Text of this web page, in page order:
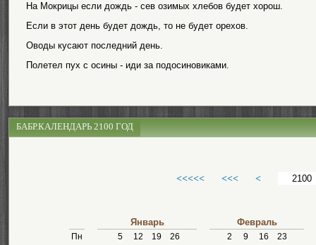
На Мокрицы если дождь - сев озимых хлебов будет хорош.
Если в этот день будет дождь, то не будет орехов.
Оводы кусают последний день.
Полетел пух с осины - иди за подосиновиками.
БАБР.КАЛЕНДАРЬ 2100 ГОД
<<<<< <<< <
Пн
Январь
5 12 19
26
Февраль
2 9 16
23